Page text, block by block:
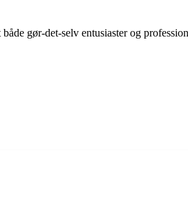
gør-det-selv entusiaster og